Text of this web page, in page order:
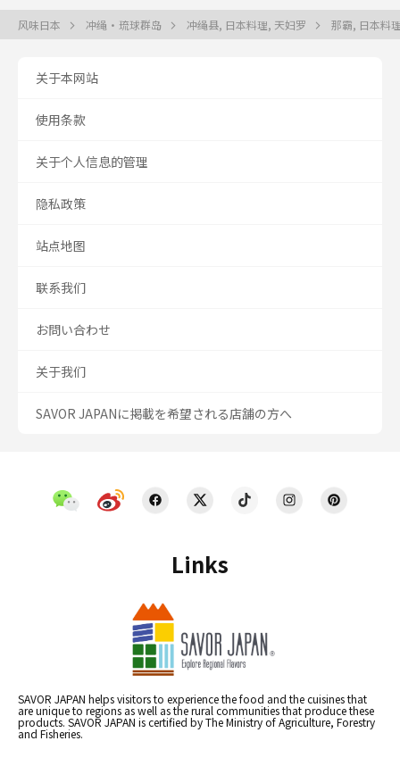
风味日本 冲绳・琉球群岛 冲绳县, 日本料理, 天妇罗 那霸, 日本料
Links
SAVOR JAPAN helps visitors to experience the food and the cuisines that
are unique to regions as well as the rural communities that produce these
products. SAVOR JAPAN is certified by The Ministry of Agriculture, Forestry
and Fisheries.
关于本网站
使用条款
关于个人信息的管理
隐私政策
站点地图
联系我们
お問い合わせ
关于我们
SAVOR JAPANに掲載を希望される店舗の方へ